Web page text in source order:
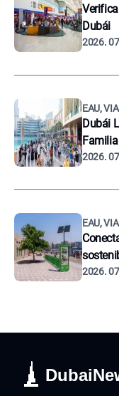
Dubái
2026.
EAU,
Dubái
Familia
2026.
EAU,
2026.